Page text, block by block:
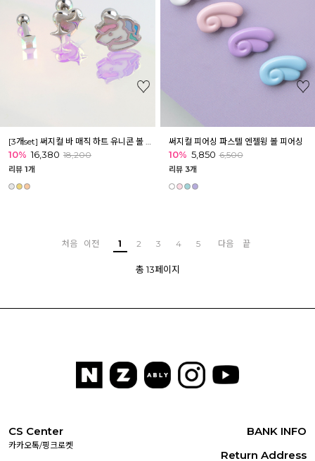
10% 16,380 18,200
리뷰 1개
써지컬 피어싱 파스텔 엔젤윙 볼 피어싱
10% 5,850 6,500
리뷰 3개
처음 이전 1 2 3 4 5 다음 끝
총 13페이지
CS Center
카카오톡/핑크로켓
BANK INFO
Return Address